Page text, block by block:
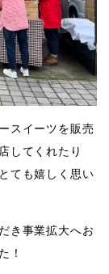
スイーツを販売
してくれたり
ても嬉しく思い
き事業拡大へお
！